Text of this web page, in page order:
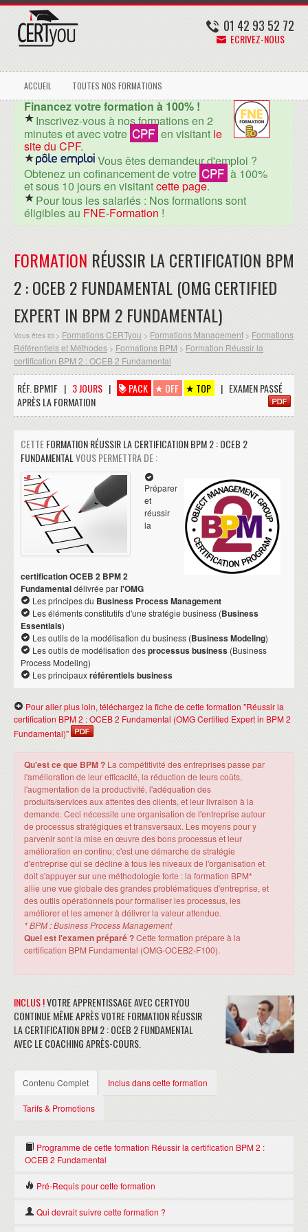
01 42 93 52 72
ECRIVEZ-NOUS
ACCUEIL TOUTES NOS FORMATIONS
Financez votre formation à 100% !
Inscrivez-vous à nos formations en 2
minutes et avec votre CPF en visitant le
site du CPF.
Vous êtes demandeur d'emploi ?
Obtenez un cofinancement de votre CPF à 100%
et sous 10 jours en visitantcette page.
Pour tous les salariés : Nos formations sont
éligibles au FNE-Formation !
FORMATION RÉUSSIR LA CERTIFICATION BPM
2 : OCEB 2 FUNDAMENTAL (OMG CERTIFIED
EXPERT IN BPM 2 FUNDAMENTAL)
Vous êtes ici > Formations CERTyou > Formations Management > Formations
Référentiels et Méthodes > Formations BPM > Formation Réussir la
certification BPM 2 : OCEB 2 Fundamental
RÉF. BPM1F | 3 JOURS | PACK OFF TOP
| EXAMEN PASSÉ
APRÈS LA FORMATION
CETTEFORMATION RÉUSSIR LA CERTIFICATION BPM 2 : OCEB 2
FUNDAMENTAL VOUS PERMETTRA DE :
Préparer
et
réussir
la
certification OCEB 2 BPM 2
Fundamentaldélivrée parl'OMG
Les principes du Business Process Management
Les éléments constitutifs d'une stratégie business (Business
Essentials)
Les outils de la modélisation du business (Business Modeling)
Les outils de modélisation desprocessus business (Business
Process Modeling)
Les principauxréférentiels business
Pour aller plus loin, téléchargez la fiche de cette formation "Réussir la
certification BPM 2 : OCEB 2 Fundamental (OMG Certified Expert in BPM 2
Fundamental)"
Qu'est ce que BPM ? La compétitivité des entreprises passe par
l'amélioration de leur efficacité, la réduction de leurs coûts,
l'augmentation de la productivité, l'adéquation des
produits/services aux attentes des clients, et leur livraison à la
demande. Ceci nécessite une organisation de l'entreprise autour
de processus stratégiques et transversaux. Les moyens pour y
parvenir sont la mise en œuvre des bons processus et leur
amélioration en continu; c'est une démarche de stratégie
d'entreprise qui se décline à tous les niveaux de l'organisation et
doit s'appuyer sur une méthodologie forte : la formation BPM*
allie une vue globale des grandes problématiques d'entreprise, et
des outils opérationnels pour formaliser les processus, les
améliorer et les amener à délivrer la valeur attendue.
* BPM : Business Process Management
Quel est l'examen préparé ?Cette formation prépare à la
certification BPM Fundamental (OMG-OCEB2-F100).
INCLUS !VOTRE APPRENTISSAGE AVEC CERTYOU
CONTINUE MÊME APRÈS VOTRE FORMATION RÉUSSIR
LA CERTIFICATION BPM 2 : OCEB 2 FUNDAMENTAL
AVEC LE COACHING APRÈS-COURS.
Contenu Complet Inclus dans cette formation
Tarifs & Promotions
Programme de cette formation Réussir la certification BPM 2 :
OCEB 2 Fundamental
BUSINESS : OBJECTIFS
Les bases du business d'un point de vue général
Pré-Requis pour cette formation
Il n'y a pas de Pré-requis pour suivre cette formation Réussir la
Qui devrait suivre cette formation ?